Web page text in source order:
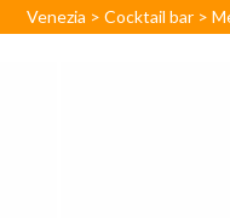
Venezia >Cocktail bar >